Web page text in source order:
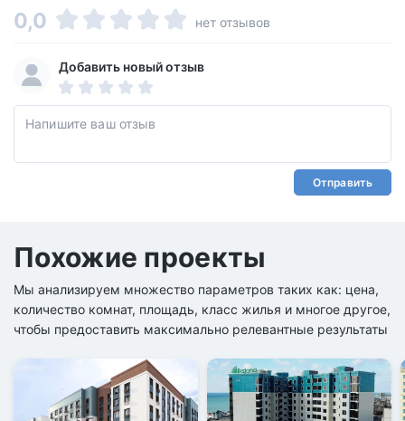
0,0 нет отзывов
Добавить новый отзыв
Отправить
Похожие проекты
Мы анализируем множество параметров таких как: цена,
количество комнат, площадь, класс жилья и многое другое,
чтобы предоставить максимально релевантные результаты